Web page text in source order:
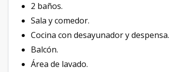
2 baños.
Sala y comedor.
Cocina con desayunador y despensa.
Balcón.
Área de lavado.